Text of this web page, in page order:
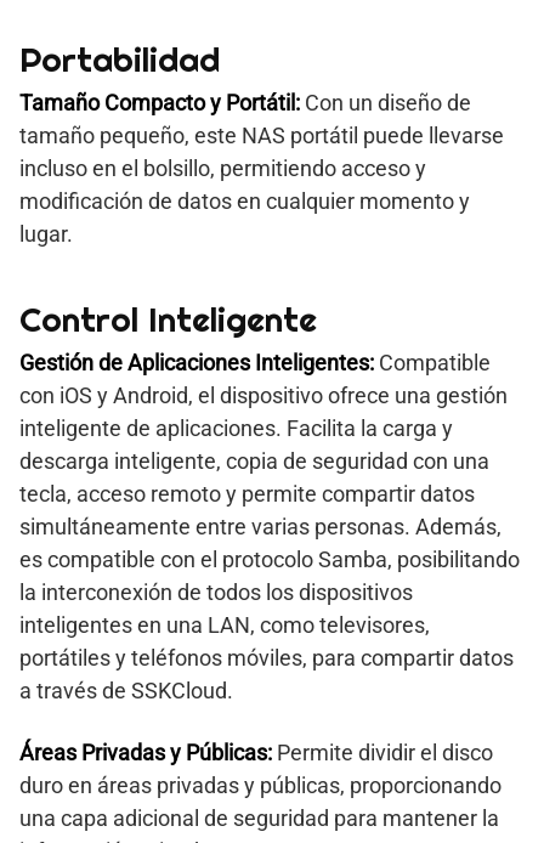
Portabilidad
Tamaño Compacto y Portátil: Con un diseño de
tamaño pequeño, este NAS portátil puede llevarse
incluso en el bolsillo, permitiendo acceso y
modificación de datos en cualquier momento y
lugar.
Control Inteligente
Gestión de Aplicaciones Inteligentes: Compatible
con iOS y Android, el dispositivo ofrece una gestión
inteligente de aplicaciones. Facilita la carga y
descarga inteligente, copia de seguridad con una
tecla, acceso remoto y permite compartir datos
simultáneamente entre varias personas. Además,
es compatible con el protocolo Samba, posibilitando
la interconexión de todos los dispositivos
inteligentes en una LAN, como televisores,
portátiles y teléfonos móviles, para compartir datos
a través de SSKCloud.
Áreas Privadas y Públicas: Permite dividir el disco
duro en áreas privadas y públicas, proporcionando
una capa adicional de seguridad para mantener la